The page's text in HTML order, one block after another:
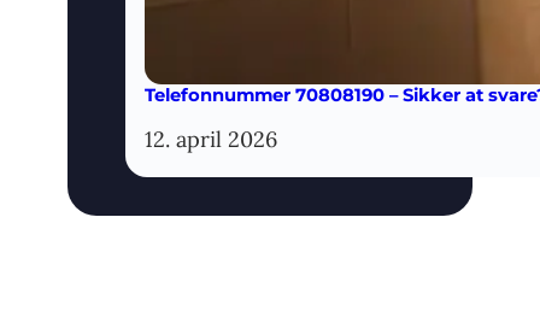
Telefonnummer 70808190 – Sikker at
12. april 2026